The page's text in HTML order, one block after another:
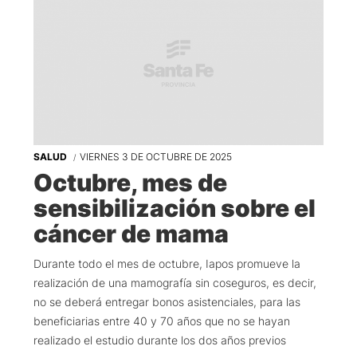
SALUD VIERNES 3 DE OCTUBRE DE 2025
Octubre, mes de
sensibilización sobre el
cáncer de mama
Durante todo el mes de octubre, Iapos promueve la
realización de una mamografía sin coseguros, es decir,
no se deberá entregar bonos asistenciales, para las
beneficiarias entre 40 y 70 años que no se hayan
realizado el estudio durante los dos años previos